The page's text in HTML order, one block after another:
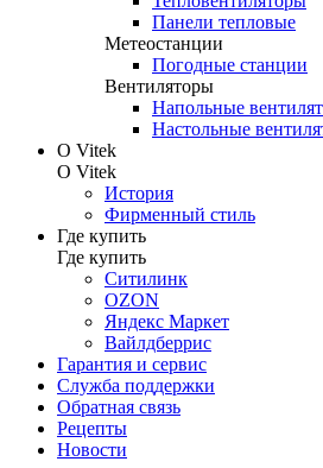
Панели тепловые
Метеостанции
Погодные станции
Вентиляторы
Напольные
Настольные
О Vitek
О Vitek
История
Фирменный стиль
Где купить
Где купить
Ситилинк
OZON
Яндекс Маркет
Вайлдберрис
Гарантия и сервис
Служба поддержки
Обратная связь
Рецепты
Новости